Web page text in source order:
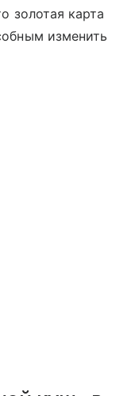
золотая карта
изменить